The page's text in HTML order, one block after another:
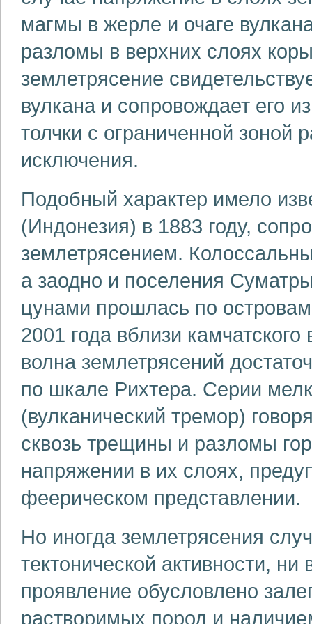
магмы в жерле и очаге
разломы в верхних слоях
землетрясение
вулкана и сопровождает его
толчки с ограниченной зоной
исключения.
Подобный характер имело
(Индонезия) в 1883 году,
землетрясением.
а заодно и поселения
цунами прошлась по
2001 года вблизи
волна землетрясений
по шкале Рихтера. Серии
(вулканический тремор)
сквозь трещины и разломы
напряжении в их слоях,
феерическом представлении.
Но иногда землетрясения
тектонической активности,
проявление обусловлено
растворимых пород и